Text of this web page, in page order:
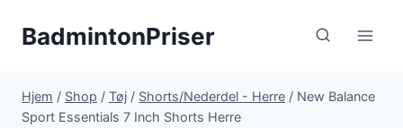
BadmintonPriser
Hjem / Shop / Tøj / Shorts/Nederdel - Herre / New Balance
Sport Essentials 7 Inch Shorts Herre